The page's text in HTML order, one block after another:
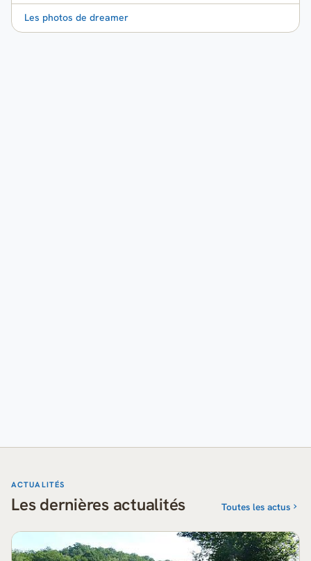
Les photos de dreamer
ACTUALITÉS
Les dernières actualités Toutes les actus